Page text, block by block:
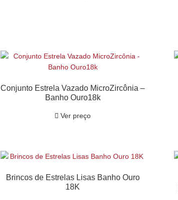
Conjunto Estrela Vazado MicroZircônia –
Banho Ouro18k
Ver preço
Brincos de Estrelas Lisas Banho Ouro
18K